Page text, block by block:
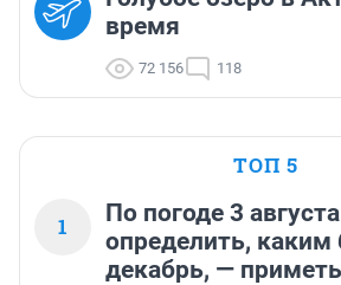
время
72 156 118
ТОП 5
1
По погоде 3
определить, каким
декабрь, —